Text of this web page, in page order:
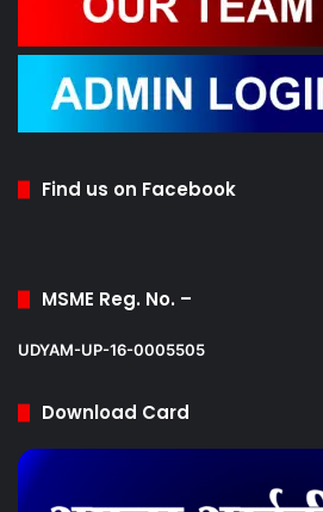
Find us on Facebook
MSME Reg. No. –
UDYAM-UP-16-0005505
Download Card